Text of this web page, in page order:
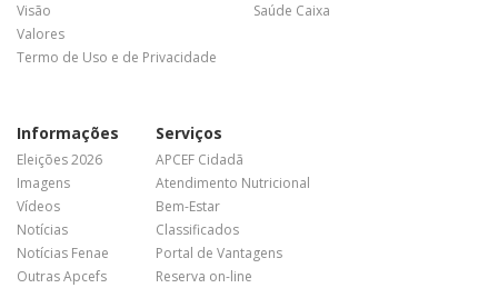
Visão
Valores
Termo de Uso e de Privacidade
Saúde Caixa
Informações
Eleições 2026
Imagens
Vídeos
Notícias
Notícias Fenae
Outras Apcefs
Serviços
APCEF Cidadã
Atendimento Nutricional
Bem-Estar
Classificados
Portal de Vantagens
Reserva on-line